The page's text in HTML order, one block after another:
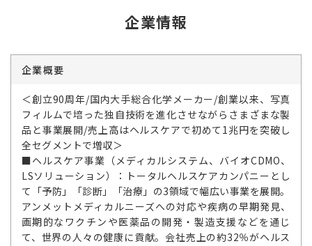
企業情報
企業概要
＜創立90周年/国内大手総合化学メーカー/創業以来、写真
フィルムで培った独自技術を進化させながらさまざまな製
品と事業展開/売上高はヘルスケアで初めて1兆円を突破し
全セグメントで増収＞
■ヘルスケア事業（メディカルシステム、バイオCDMO、
LSソリューション）：トータルヘルスケアカンパニーとし
て「予防」「診断」「治療」の3領域で幅広い事業を展開。
アンメットメディカルニーズへの対応や疾病の早期発見、
画期的なワクチンや医薬品の開発・製造支援などを通じ
て、世界の人々の健康に貢献。会社売上の約32％がヘルス